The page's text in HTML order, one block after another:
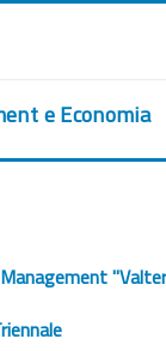
e Economia